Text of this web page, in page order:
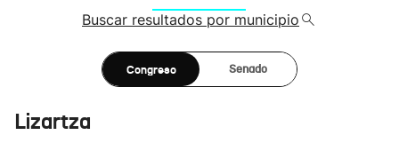
Buscar resultados por municipio
Congreso Senado
Lizartza